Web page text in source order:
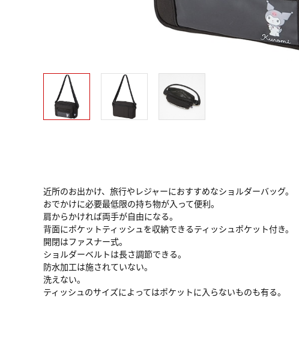
近所のお出かけ、旅行やレジャーにおすすめなショルダーバッグ。
おでかけに必要最低限の持ち物が入って便利。
肩からかければ両手が自由になる。
背面にポケットティッシュを収納できるティッシュポケット付き。
開閉はファスナー式。
ショルダーベルトは長さ調節できる。
防水加工は施されていない。
洗えない。
ティッシュのサイズによってはポケットに入らないものも有る。